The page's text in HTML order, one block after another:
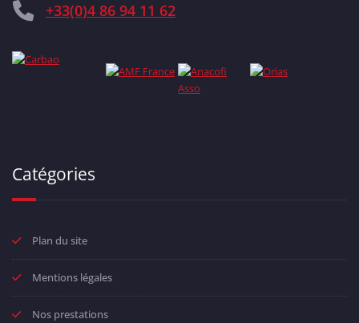
+33(0)4 86 94 11 62
Catégories
Plan du site
Mentions légales
Nos prestations